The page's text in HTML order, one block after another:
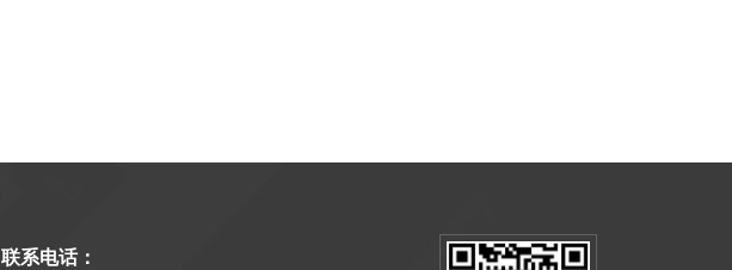
联系电话：